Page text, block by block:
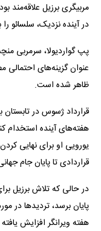
مربیگری برزیل علاقه‌مند
در آینده نزدیک، سلسائو
پپ گواردیولا، سرمربی
عنوان گزینه‌های
ظاهر شده است.
قرارداد ژسوس در تابستان
یورویی او برای نهایی
قراردادی تا پایان جام جهانی ۲۰۲۶ با ژسوس به توافق رسیده
در حالی که تلاش برزیل
پایان برسد، تردید‌ها در
هفته ویرانگر افزایش